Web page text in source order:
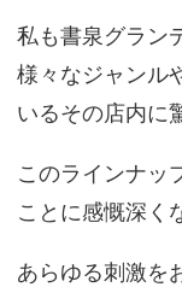
私も書泉グラン
様々なジャンル
いるその店内に
このラインナッ
ことに感慨深く
あらゆる刺激を